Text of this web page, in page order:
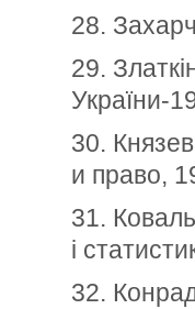
28.
29.
України-
30.
и право,
31.
і
32.